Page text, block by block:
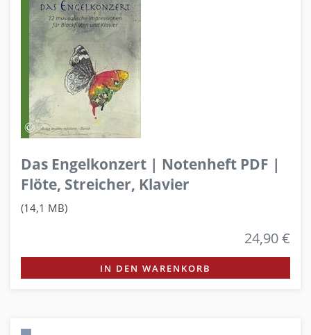
Das Engelkonzert | Notenheft PDF |
Flöte, Streicher, Klavier
(14,1 MB)
24,90 €
IN DEN WARENKORB